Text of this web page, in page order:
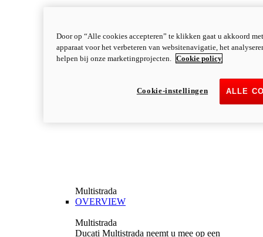
Multistrada
OVERVIEW
Multistrada
Ducati Multistrada neemt u mee op een
Door op “Alle cookies accepteren” te klikken gaat u akkoord
apparaat voor het verbeteren van websitenavigatie, het
helpen bij onze marketingprojecten.
Cookie policy
ALLE
Cookie-instellingen